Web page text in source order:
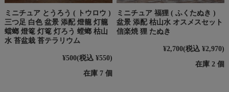
ミニチュア とうろう ( トウロウ )
三つ足 白色 盆景 添配 燈籠 灯籠
蟷螂 燈篭 灯篭 灯ろう 螳螂 枯山
水 苔盆栽 苔テラリウム
¥500(税込 ¥550)
在庫 7 個
ミニチュア 福狸 ( ふくたぬき )
盆景 添配 枯山水 オスメスセット
信楽焼 狸 たぬき
¥2,700(税込 ¥2,970)
在庫 2 個